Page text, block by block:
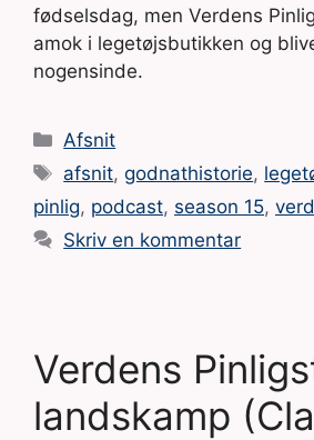
fødselsdag, men Verdens
amok i legetøjsbutikken og
nogensinde.
Kategorier
Afsnit
Tags
afsnit,godnathistorie,
pinlig, podcast, season 15,
Skriv en kommentar
Verdens
landskamp